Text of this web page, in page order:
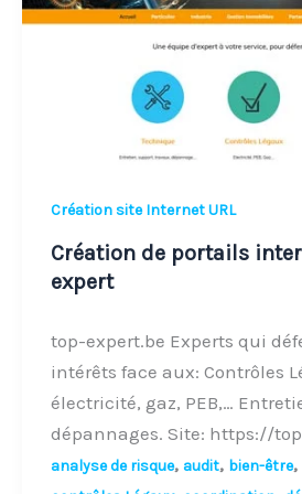
Création site Internet URL
Création de portails
expert
top-expert.be Experts qui
intérêts face aux: Contrôles
électricité, gaz, PEB,…
dépannages. Site: https://
analyse de risque, audit, bien-être,